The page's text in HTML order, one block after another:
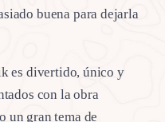
buena para dejarla
es divertido, único y
con la obra
un gran tema de